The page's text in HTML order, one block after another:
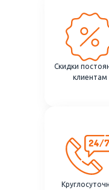
Скидки
клиентам